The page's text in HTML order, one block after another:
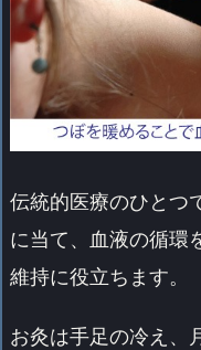
伝統的医療のひとつ
に当て、血液の循環
維持に役立ちます。
お灸は手足の冷え、